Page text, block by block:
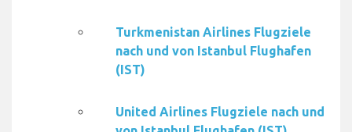
Turkmenistan Airlines Flugziele
nach und von Istanbul Flughafen
(IST)
United Airlines Flugziele nach und